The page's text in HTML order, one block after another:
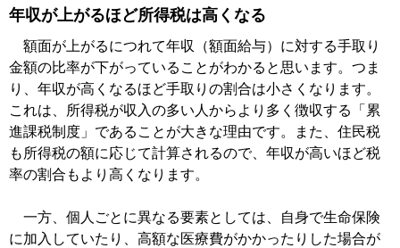
年収が上がるほど所得税は高くなる
額面が上がるにつれて年収（額面給与）に対する手取り
金額の比率が下がっていることがわかると思います。つま
り、年収が高くなるほど手取りの割合は小さくなります。
これは、所得税が収入の多い人からより多く徴収する「累
進課税制度」であることが大きな理由です。また、住民税
も所得税の額に応じて計算されるので、年収が高いほど税
率の割合もより高くなります。
一方、個人ごとに異なる要素としては、自身で生命保険
に加入していたり、高額な医療費がかかったりした場合が